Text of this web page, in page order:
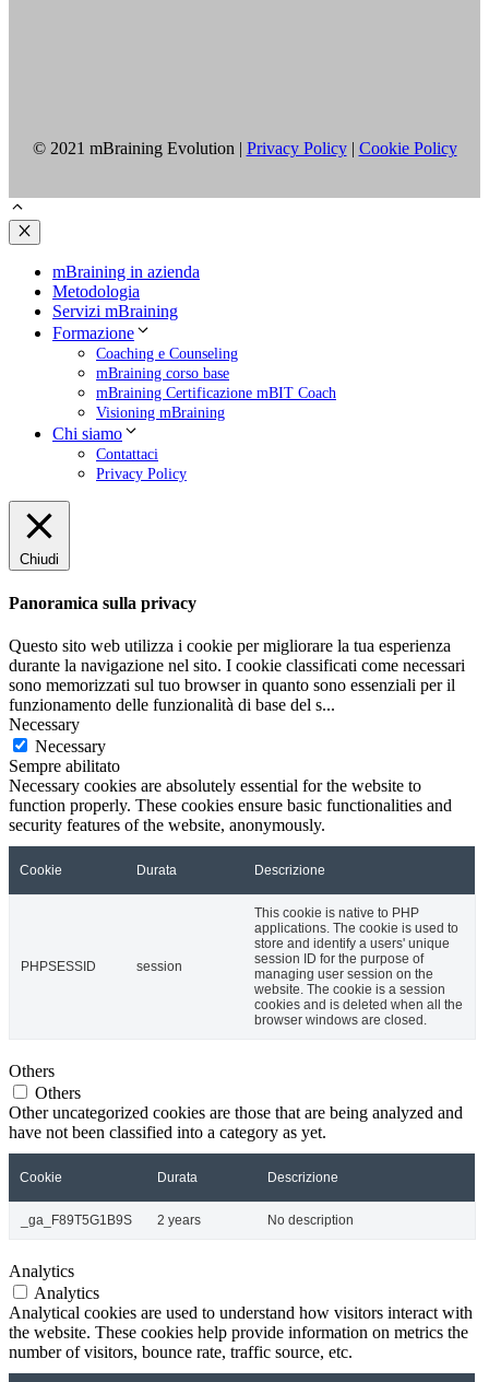
© 2021 mBraining Evolution | Privacy Policy| Cookie Policy
Chiudi
mBraining in azienda
Metodologia
Servizi mBraining
Formazione
Coaching e Counseling
mBraining corso base
mBraining Certificazione mBIT Coach
Visioning mBraining
Chi siamo
Contattaci
Privacy Policy
Chiudi
Panoramica sulla privacy
Questo sito web utilizza i cookie per migliorare la tua esperienza
durante la navigazione nel sito. I cookie classificati come necessari
sono memorizzati sul tuo browser in quanto sono essenziali per il
funzionamento delle funzionalità di base del s...
Necessary
Necessary
Sempre abilitato
Necessary cookies are absolutely essential for the website to
function properly. These cookies ensure basic functionalities and
security features of the website, anonymously.
Cookie Durata Descrizione
PHPSESSID session
This cookie is native to PHP
applications. The cookie is used to
store and identify a users' unique
session ID for the purpose of
managing user session on the
website. The cookie is a session
cookies and is deleted when all the
browser windows are closed.
Others
Others
Other uncategorized cookies are those that are being analyzed and
have not been classified into a category as yet.
Cookie Durata Descrizione
_ga_F89T5G1B9S 2 years No description
Analytics
Analytics
Analytical cookies are used to understand how visitors interact with
the website. These cookies help provide information on metrics the
number of visitors, bounce rate, traffic source, etc.